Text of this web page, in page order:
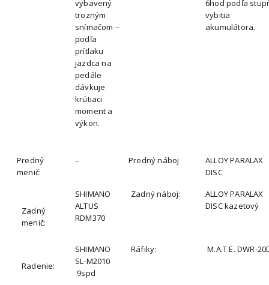
vybavený
trozným
snímačom –
podľa
prítlaku
jazdca na
pedále
dávkuje
krútiaci
moment a
výkon.
6hod podľa
vybitia
akumulátora.
Predný
menič:
– Predný náboj
ALLOY PARALAX
DISC
Zadný
menič:
SHIMANO
ALTUS
RDM370
Zadný náboj:
ALLOY PARALAX
DISC kazetový
Radenie:
SHIMANO
SL-M2010
9spd
Ráfiky: M.A.T.E. DWR-